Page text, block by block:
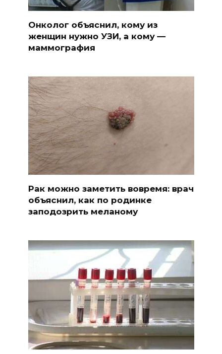
Онколог объяснил, кому из
женщин нужно УЗИ, а кому —
маммография
Рак можно заметить вовремя: врач
объяснил, как по родинке
заподозрить меланому